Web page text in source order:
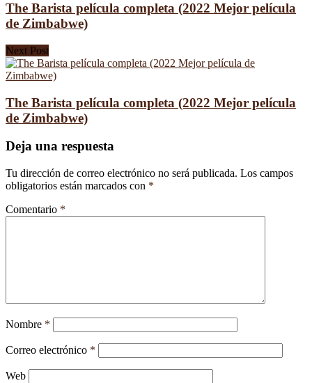
The Barista película completa (2022 Mejor película
de Zimbabwe)
Next Post
The Barista película completa (2022 Mejor película
de Zimbabwe)
Deja una respuesta
Tu dirección de correo electrónico no será publicada. Los campos
obligatorios están marcados con *
Comentario *
Nombre *
Correo electrónico *
Web